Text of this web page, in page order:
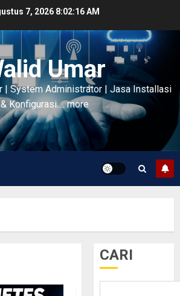
7, 2026 8:02:17 AM
Umar
| System Administrator | Jasa Installasi
& Konfigurasi…. more
CARI